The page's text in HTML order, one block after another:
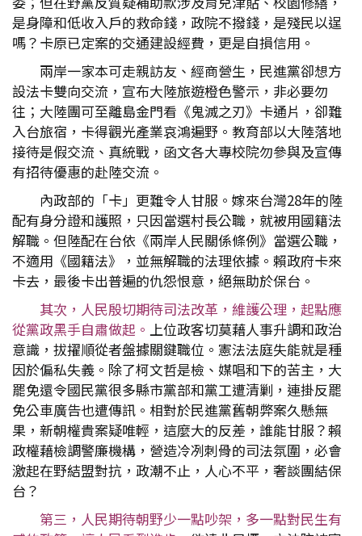
是身障和低收入戶的救命錢，政院不撥錢，是殘民以逞
嗎？卡原已定案的交通建設經費，更是自損信用。
兩岸一家本可走親訪友、經商營生，民進黨卻想方
設法卡雙向交流，宣布大陸旅遊橙色警示，非必要勿
往；大陸團可至離島金門看《鬼滅之刃》卡通片，卻難
入台旅宿，卡得觀光產業哀鴻遍野。教育部以大陸落地
接待是假交流、真統戰，函文各大專校院勿參與及宣傳
有招待優惠的赴陸交流。
內政部的「卡」更難令人甘服。嫁來台灣28年的陸
配有身分證和護照，只因當選村長公職，就被用國籍法
解職。但陸配在台依《兩岸人民關係條例》當選公職，
不適用《國籍法》，並無解職的法理依據。賴政府卡來
卡去，最後卡出普遍的仇怨恨意，絕無助於保台。
其次，人民殷切期待司法改革，維護公理，起點應
從黨政黑手自肅做起。 上位政客切莫藉人事升調和政治
意識，拔擢順從者盤據關鍵職位。憲法法庭失能就是種
因於偏私失義。除了柯文哲是檢、媒唱和下的苦主，大
罷免還令國民黨很多縣市黨部和黨工遭清剿，連掛反罷
免公車廣告也遭傳訊。相對於民進黨舊朝弊案久懸無
果，新朝權貴案疑唯輕，這麼大的反差，誰能甘服？賴
政權藉檢調警廉機構，營造冷冽刺骨的司法氛圍，必會
激起在野結盟對抗，政潮不止，人心不平，奢談團結保
台？
第三，人民期待朝野少一點吵架，多一點對民生有